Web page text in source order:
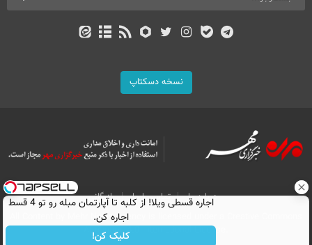
نسخه دسکتاپ
درباره ما تماس با ما
بازرگانی
All Content by Mehr News Agency is licensed under a Creative Commons
Attribution 4.0 International License.
اجاره‌ قسطی ویلا! از کلبه تا آپارتمان مبله رو تو 4 قسط
اجاره کن.
کلیک کن!